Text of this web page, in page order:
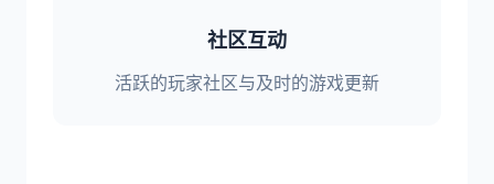
社区互动
活跃的玩家社区与及时的游戏更新